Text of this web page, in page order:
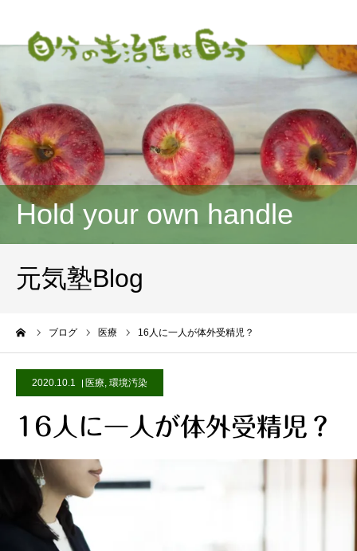
Hold your own handle
元気塾Blog
ブログ 医療 16人に一人が体外受精児？
2020.10.1 医療, 環境汚染
16人に一人が体外受精児？